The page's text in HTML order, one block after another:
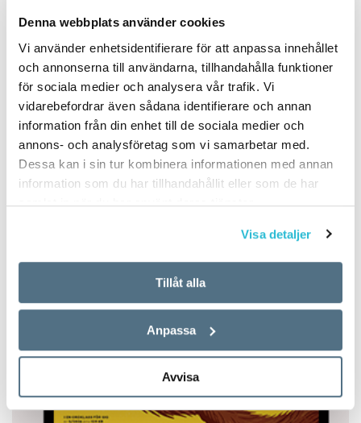
Denna webbplats använder cookies
Vi använder enhetsidentifierare för att anpassa innehållet
och annonserna till användarna, tillhandahålla funktioner
för sociala medier och analysera vår trafik. Vi
vidarebefordrar även sådana identifierare och annan
information från din enhet till de sociala medier och
annons- och analysföretag som vi samarbetar med.
Dessa kan i sin tur kombinera informationen med annan
information som du har tillhandahållit eller som de har
samlat in när du har använt deras tjänster.
Visa detaljer
Tillåt alla
Anpassa
Avvisa